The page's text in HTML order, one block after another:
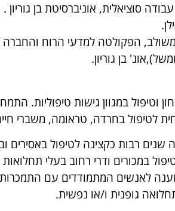
בן גוריון.
לטיפול בחרדה, טראומה, משברי
שנים רבות כקצינה לטיפול באסירים
במכורים ודרי רחוב בעלי
לאנשים המתמודדים עם התמכרות
גופנית ו/או נפשית.